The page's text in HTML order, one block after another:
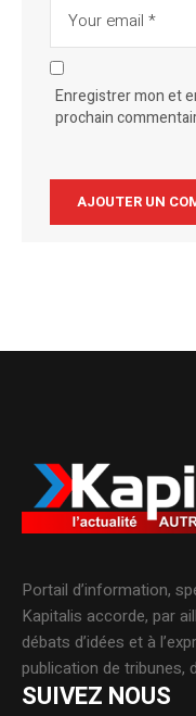
Enregistrer mon et
prochain
Portail d’information,
Kapitalis accorde, par
débats d’idées et à
publication de tribunes,
SUIVEZ NOUS